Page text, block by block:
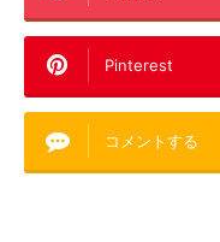
Pinterest
コメントする